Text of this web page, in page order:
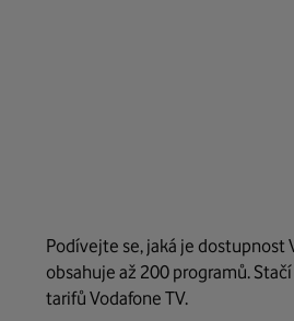
Podívejte se, jaká je dostupnost
obsahuje až 200 programů.
tarifů Vodafone TV.